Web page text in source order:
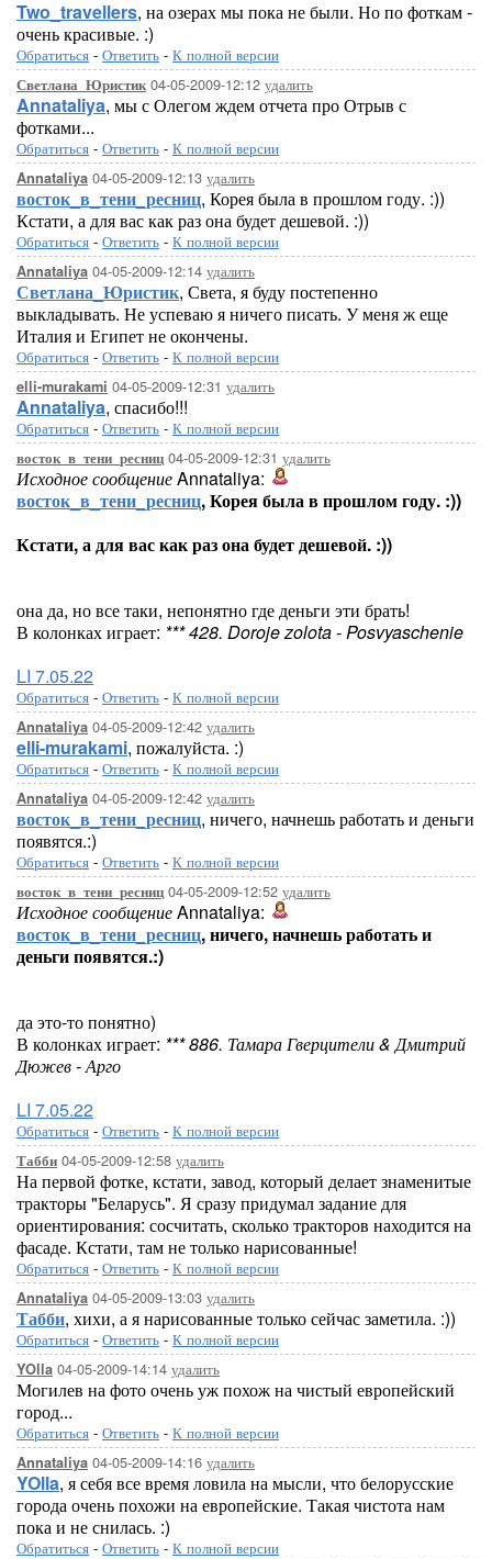
Two_travellers, на озерах мы пока не были. Но по фоткам -
очень красивые. :)
Обратиться - Ответить - К полной версии
Светлана_Юристик04-05-2009-12:12 удалить
Annataliya, мы с Олегом ждем отчета про Отрыв с
фотками...
Обратиться - Ответить - К полной версии
Annataliya 04-05-2009-12:13 удалить
восток_в_тени_ресниц, Корея была в прошлом году. :))
Кстати, а для вас как раз она будет дешевой. :))
Обратиться - Ответить - К полной версии
Annataliya 04-05-2009-12:14 удалить
Светлана_Юристик, Света, я буду постепенно
выкладывать. Не успеваю я ничего писать. У меня ж еще
Италия и Египет не окончены.
Обратиться - Ответить - К полной версии
elli-murakami 04-05-2009-12:31 удалить
Annataliya, спасибо!!!
Обратиться - Ответить - К полной версии
восток_в_тени_ресниц 04-05-2009-12:31 удалить
Исходное сообщениеAnnataliya:
восток_в_тени_ресниц, Корея была в прошлом году. :))
Кстати, а для вас как раз она будет дешевой. :))
она да, но все таки, непонятно где деньги эти брать!
В колонках играет: *** 428. Doroje zolota - Posvyaschenie
LI 7.05.22
Обратиться - Ответить - К полной версии
Annataliya 04-05-2009-12:42 удалить
elli-murakami, пожалуйста. :)
Обратиться - Ответить - К полной версии
Annataliya 04-05-2009-12:42 удалить
восток_в_тени_ресниц, ничего, начнешь работать и деньги
появятся.:)
Обратиться - Ответить - К полной версии
восток_в_тени_ресниц 04-05-2009-12:52 удалить
Исходное сообщениеAnnataliya:
восток_в_тени_ресниц, ничего, начнешь работать и
деньги появятся.:)
да это-то понятно)
В колонках играет: *** 886. Тамара Гверцители & Дмитрий
Дюжев - Арго
LI 7.05.22
Обратиться - Ответить - К полной версии
Табби 04-05-2009-12:58 удалить
На первой фотке, кстати, завод, который делает знаменитые
тракторы "Беларусь". Я сразу придумал задание для
ориентирования: сосчитать, сколько тракторов находится на
фасаде. Кстати, там не только нарисованные!
Обратиться - Ответить - К полной версии
Annataliya 04-05-2009-13:03 удалить
Табби, хихи, а я нарисованные только сейчас заметила. :))
Обратиться - Ответить - К полной версии
YOlla 04-05-2009-14:14 удалить
Могилев на фото очень уж похож на чистый европейский
город...
Обратиться - Ответить - К полной версии
Annataliya 04-05-2009-14:16 удалить
YOlla, я себя все время ловила на мысли, что белорусские
города очень похожи на европейские. Такая чистота нам
пока и не снилась. :)
Обратиться - Ответить - К полной версии